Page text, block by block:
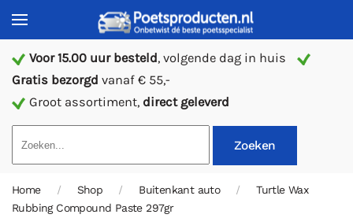
Voor 15.00 uur besteld, volgende dag in huis
Gratis bezorgd vanaf € 55,-
Groot assortiment, direct geleverd
Zoeken
Home Shop Buitenkant auto
Turtle Wax
Rubbing Compound Paste 297gr